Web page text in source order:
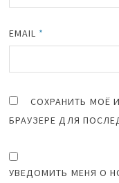
EMAIL *
СОХРАНИТЬ МОЁ
БРАУЗЕРЕ ДЛЯ
УВЕДОМИТЬ МЕНЯ О